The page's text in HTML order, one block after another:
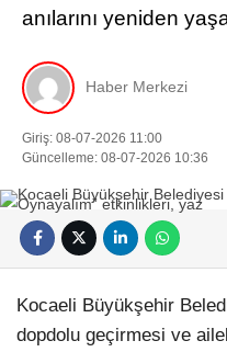
anılarını yeniden
Haber Merkezi
Giriş: 08-07-2026 11:00
Güncelleme: 08-07-2026 10:36
Kocaeli Büyükşehir
dopdolu geçirmesi ve